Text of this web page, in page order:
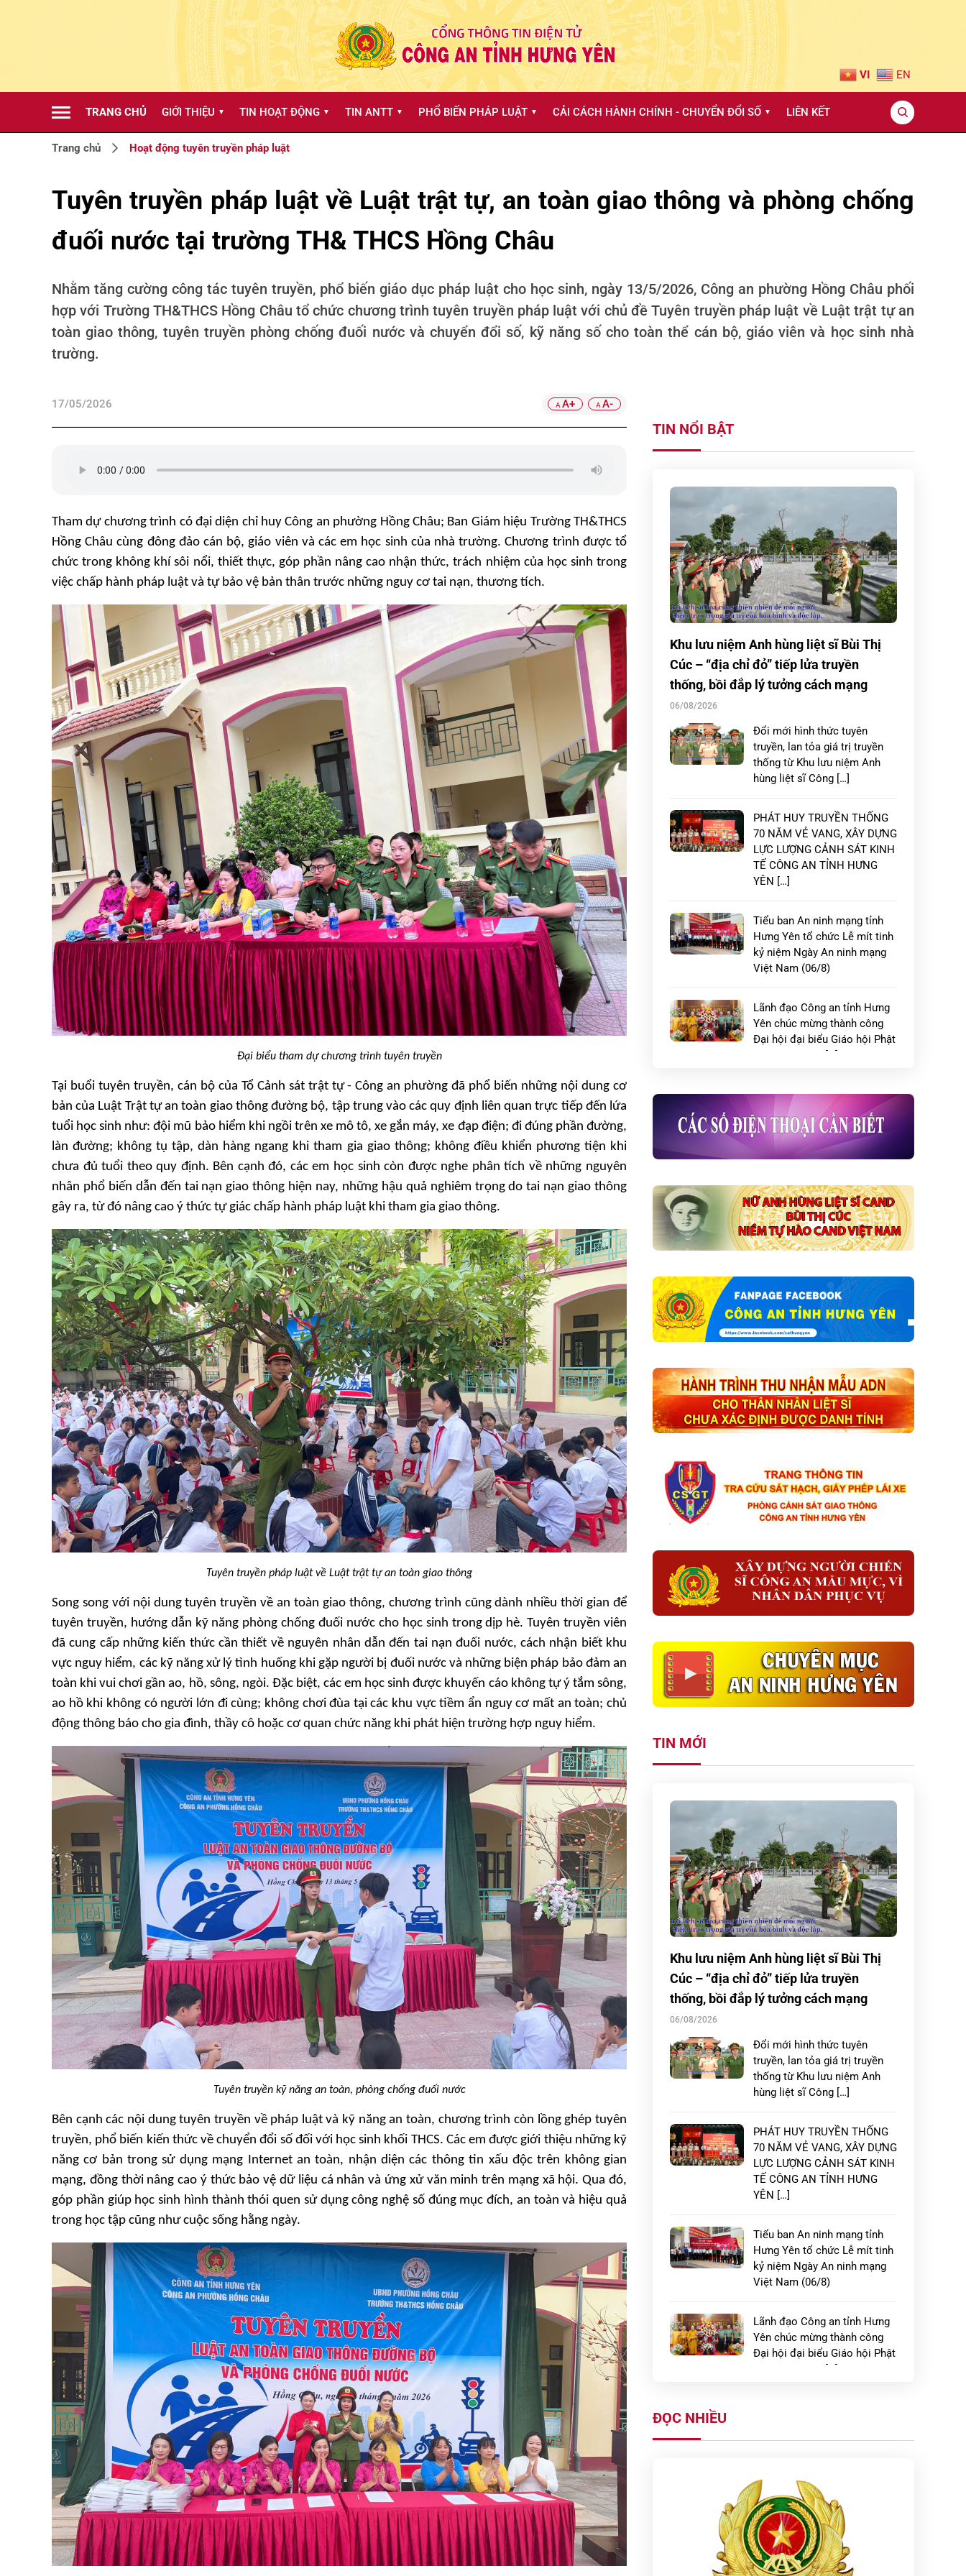
VI EN
TRANG CHỦ GIỚI THIỆU ▼ TIN HOẠT ĐỘNG ▼ TIN ANTT ▼ PHỔ BIẾN PHÁP LUẬT ▼ CẢI CÁCH HÀNH CHÍNH - CHUYỂN ĐỔI SỐ ▼ LIÊN KẾT
Trang chủ Hoạt động tuyên truyền pháp luật
Tuyên truyền pháp luật về Luật trật tự, an toàn giao thông và phòng chống
đuối nước tại trường TH& THCS Hồng Châu
Nhằm tăng cường công tác tuyên truyền, phổ biến giáo dục pháp luật cho học sinh, ngày 13/5/2026, Công an phường Hồng Châu phối
hợp với Trường TH&THCS Hồng Châu tổ chức chương trình tuyên truyền pháp luật với chủ đề Tuyên truyền pháp luật về Luật trật tự an
toàn giao thông, tuyên truyền phòng chống đuối nước và chuyển đổi số, kỹ năng số cho toàn thể cán bộ, giáo viên và học sinh nhà
trường.
17/05/2026 A A+ A A-
Tham dự chương trình có đại diện chỉ huy Công an phường Hồng Châu; Ban Giám hiệu Trường TH&THCS
Hồng Châu cùng đông đảo cán bộ, giáo viên và các em học sinh của nhà trường. Chương trình được tổ
chức trong không khí sôi nổi, thiết thực, góp phần nâng cao nhận thức, trách nhiệm của học sinh trong
việc chấp hành pháp luật và tự bảo vệ bản thân trước những nguy cơ tai nạn, thương tích.
Đại biểu tham dự chương trình tuyên truyền
Tại buổi tuyên truyền, cán bộ của Tổ Cảnh sát trật tự - Công an phường đã phổ biến những nội dung cơ
bản của Luật Trật tự an toàn giao thông đường bộ, tập trung vào các quy định liên quan trực tiếp đến lứa
tuổi học sinh như: đội mũ bảo hiểm khi ngồi trên xe mô tô, xe gắn máy, xe đạp điện; đi đúng phần đường,
làn đường; không tụ tập, dàn hàng ngang khi tham gia giao thông; không điều khiển phương tiện khi
chưa đủ tuổi theo quy định. Bên cạnh đó, các em học sinh còn được nghe phân tích về những nguyên
nhân phổ biến dẫn đến tai nạn giao thông hiện nay, những hậu quả nghiêm trọng do tai nạn giao thông
gây ra, từ đó nâng cao ý thức tự giác chấp hành pháp luật khi tham gia giao thông.
Tuyên truyền pháp luật về Luật trật tự an toàn giao thông
Song song với nội dung tuyên truyền về an toàn giao thông, chương trình cũng dành nhiều thời gian để
tuyên truyền, hướng dẫn kỹ năng phòng chống đuối nước cho học sinh trong dịp hè. Tuyên truyền viên
đã cung cấp những kiến thức cần thiết về nguyên nhân dẫn đến tai nạn đuối nước, cách nhận biết khu
vực nguy hiểm, các kỹ năng xử lý tình huống khi gặp người bị đuối nước và những biện pháp bảo đảm an
toàn khi vui chơi gần ao, hồ, sông, ngòi. Đặc biệt, các em học sinh được khuyến cáo không tự ý tắm sông,
ao hồ khi không có người lớn đi cùng; không chơi đùa tại các khu vực tiềm ẩn nguy cơ mất an toàn; chủ
động thông báo cho gia đình, thầy cô hoặc cơ quan chức năng khi phát hiện trường hợp nguy hiểm.
Tuyên truyền kỹ năng an toàn, phòng chống đuối nước
Bên cạnh các nội dung tuyên truyền về pháp luật và kỹ năng an toàn, chương trình còn lồng ghép tuyên
truyền, phổ biến kiến thức về chuyển đổi số đối với học sinh khối THCS. Các em được giới thiệu những kỹ
năng cơ bản trong sử dụng mạng Internet an toàn, nhận diện các thông tin xấu độc trên không gian
mạng, đồng thời nâng cao ý thức bảo vệ dữ liệu cá nhân và ứng xử văn minh trên mạng xã hội. Qua đó,
góp phần giúp học sinh hình thành thói quen sử dụng công nghệ số đúng mục đích, an toàn và hiệu quả
trong học tập cũng như cuộc sống hằng ngày.
TIN NỔI BẬT
Khu lưu niệm Anh hùng liệt sĩ Bùi Thị
Cúc – “địa chỉ đỏ” tiếp lửa truyền
thống, bồi đắp lý tưởng cách mạng
06/08/2026
Đổi mới hình thức tuyên
truyền, lan tỏa giá trị truyền
thống từ Khu lưu niệm Anh
hùng liệt sĩ Công […]
PHÁT HUY TRUYỀN THỐNG
70 NĂM VẺ VANG, XÂY DỰNG
LỰC LƯỢNG CẢNH SÁT KINH
TẾ CÔNG AN TỈNH HƯNG
YÊN […]
Tiểu ban An ninh mạng tỉnh
Hưng Yên tổ chức Lễ mít tinh
kỷ niệm Ngày An ninh mạng
Việt Nam (06/8)
Lãnh đạo Công an tỉnh Hưng
Yên chúc mừng thành công
Đại hội đại biểu Giáo hội Phật
giáo Việt Nam […]
TIN MỚI
Khu lưu niệm Anh hùng liệt sĩ Bùi Thị
Cúc – “địa chỉ đỏ” tiếp lửa truyền
thống, bồi đắp lý tưởng cách mạng
06/08/2026
Đổi mới hình thức tuyên
truyền, lan tỏa giá trị truyền
thống từ Khu lưu niệm Anh
hùng liệt sĩ Công […]
PHÁT HUY TRUYỀN THỐNG
70 NĂM VẺ VANG, XÂY DỰNG
LỰC LƯỢNG CẢNH SÁT KINH
TẾ CÔNG AN TỈNH HƯNG
YÊN […]
Tiểu ban An ninh mạng tỉnh
Hưng Yên tổ chức Lễ mít tinh
kỷ niệm Ngày An ninh mạng
Việt Nam (06/8)
Lãnh đạo Công an tỉnh Hưng
Yên chúc mừng thành công
Đại hội đại biểu Giáo hội Phật
giáo Việt Nam […]
nhanh ma túy tại các khu nhà
Công an xã Bắc Tiên Hưng
tham gia nghiệm thu kết quả
tập huấn điều lệnh, quân sự,
võ thuật năm 2026
ĐỌC NHIỀU